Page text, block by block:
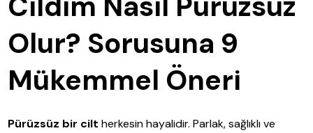
Olur? Sorusuna 9
Mükemmel Öneri
Pürüzsüz bir cilt herkesin hayalidir. Parlak, sağlıklı ve